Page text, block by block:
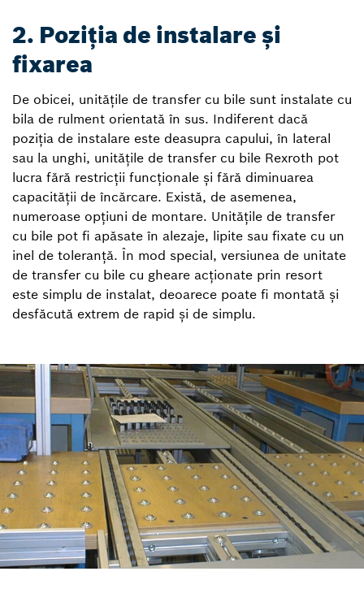
2. Poziția de instalare și
fixarea
De obicei, unitățile de transfer cu bile sunt instalate cu
bila de rulment orientată în sus. Indiferent dacă
poziția de instalare este deasupra capului, în lateral
sau la unghi, unitățile de transfer cu bile Rexroth pot
lucra fără restricții funcționale și fără diminuarea
capacității de încărcare. Există, de asemenea,
numeroase opțiuni de montare. Unitățile de transfer
cu bile pot fi apăsate în alezaje, lipite sau fixate cu un
inel de toleranță. În mod special, versiunea de unitate
de transfer cu bile cu gheare acționate prin resort
este simplu de instalat, deoarece poate fi montată și
desfăcută extrem de rapid și de simplu.